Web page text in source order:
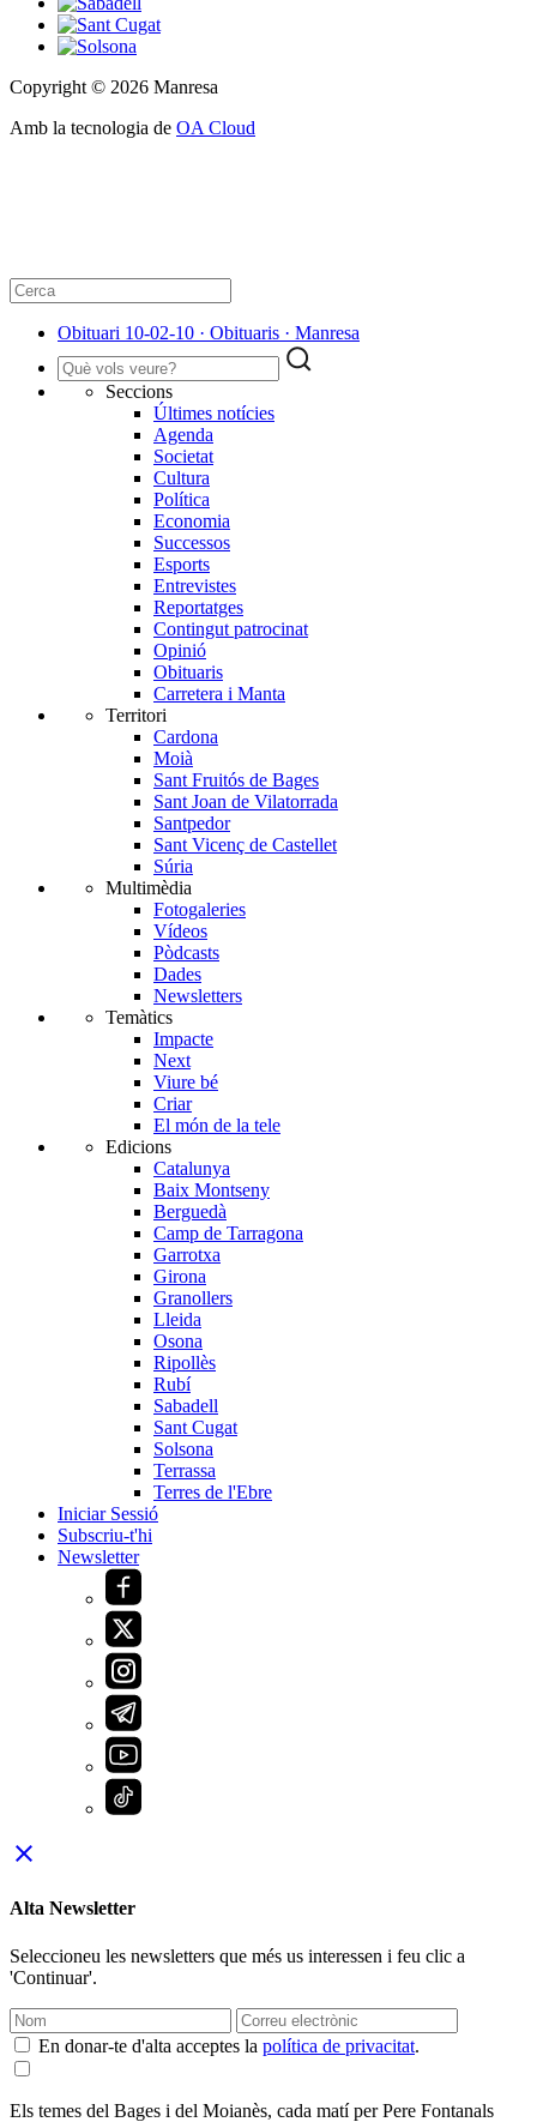
Copyright © 2026 Manresa
Amb la tecnologia de OA Cloud
Obituari 10-02-10 · Obituaris · Manresa
Seccions
Últimes notícies
Agenda
Societat
Cultura
Política
Economia
Successos
Esports
Entrevistes
Reportatges
Contingut patrocinat
Opinió
Obituaris
Carretera i Manta
Territori
Cardona
Moià
Sant Fruitós de Bages
Sant Joan de Vilatorrada
Santpedor
Sant Vicenç de Castellet
Súria
Multimèdia
Fotogaleries
Vídeos
Pòdcasts
Dades
Newsletters
Temàtics
Impacte
Next
Viure bé
Criar
El món de la tele
Edicions
Catalunya
Baix Montseny
Berguedà
Camp de Tarragona
Garrotxa
Girona
Granollers
Lleida
Osona
Ripollès
Rubí
Sabadell
Sant Cugat
Solsona
Terrassa
Terres de l'Ebre
Iniciar Sessió
Subscriu-t'hi
Newsletter
close
Alta Newsletter
Seleccioneu les newsletters que més us interessen i feu clic a
'Continuar'.
En donar-te d'alta acceptes la política de privacitat.
Els temes del Bages i del Moianès, cada matí per Pere Fontanals